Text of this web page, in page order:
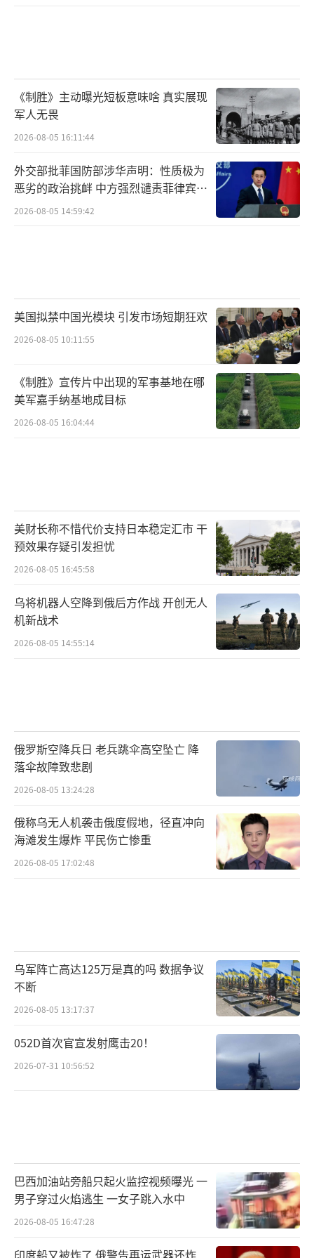
《制胜》主动曝光短板意味啥 真实展现
军人无畏
2026-08-05 16:11:44
外交部批菲国防部涉华声明：性质极为
恶劣的政治挑衅 中方强烈谴责菲律宾行
为
2026-08-05 14:59:42
美国拟禁中国光模块 引发市场短期狂欢
2026-08-05 10:11:55
《制胜》宣传片中出现的军事基地在哪
美军嘉手纳基地成目标
2026-08-05 16:04:44
美财长称不惜代价支持日本稳定汇市 干
预效果存疑引发担忧
2026-08-05 16:45:58
乌将机器人空降到俄后方作战 开创无人
机新战术
2026-08-05 14:55:14
俄罗斯空降兵日 老兵跳伞高空坠亡 降
落伞故障致悲剧
2026-08-05 13:24:28
俄称乌无人机袭击俄度假地，径直冲向
海滩发生爆炸 平民伤亡惨重
2026-08-05 17:02:48
乌军阵亡高达125万是真的吗 数据争议
不断
2026-08-05 13:17:37
052D首次官宣发射鹰击20！
2026-07-31 10:56:52
巴西加油站旁船只起火监控视频曝光 一
男子穿过火焰逃生 一女子跳入水中
2026-08-05 16:47:28
印度船又被炸了 俄警告再运武器还炸